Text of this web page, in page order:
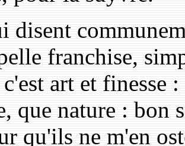
disent
franchise,
art et finesse
que nature : bon
qu'ils ne m'en